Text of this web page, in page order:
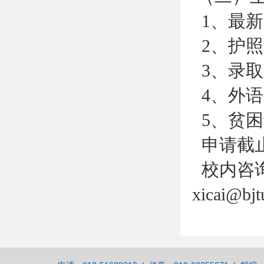
1、最
2、护
3、录
4、外
5、贫
申请截
校内咨